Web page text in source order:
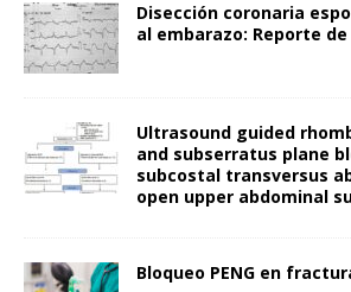
Disección coronaria
al embarazo: Reporte de
Ultrasound guided
and subserratus plane
subcostal transversus
open upper abdominal
Bloqueo PENG en